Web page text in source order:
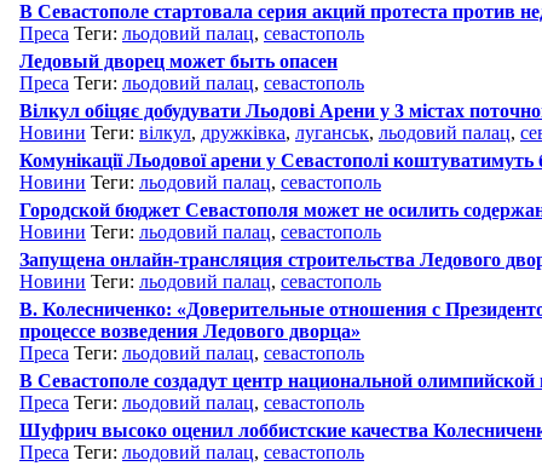
В Севастополе стартовала серия акций протеста против
Преса Теги: льодовий палац, севастополь
Ледовый дворец может быть опасен
Преса Теги: льодовий палац, севастополь
Вілкул обіцяє добудувати Льодові Арени у 3 містах
Новини Теги: вілкул, дружківка, луганськ, льодовий палац,
Комунікації Льодової арени у Севастополі
Новини Теги: льодовий палац, севастополь
Городской бюджет Севастополя может не осилить
Новини Теги: льодовий палац, севастополь
Запущена онлайн-трансляция строительства Ледового
Новини Теги: льодовий палац, севастополь
В. Колесниченко: «Доверительные отношения с
процессе возведения Ледового дворца»
Преса Теги: льодовий палац, севастополь
В Севастополе создадут центр национальной олимпийской
Преса Теги: льодовий палац, севастополь
Шуфрич высоко оценил лоббистские качества
Преса Теги: льодовий палац, севастополь